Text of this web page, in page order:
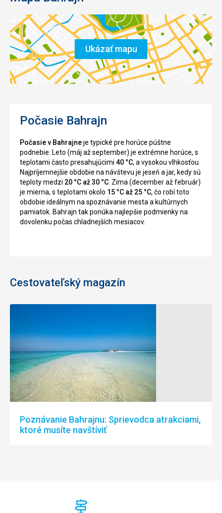
Ukázať mapu
Počasie Bahrajn
Počasie v Bahrajneje typické pre horúce púštne
podnebie. Leto (máj až september) je extrémne horúce, s
teplotami často presahujúcimi 40 °C, a vysokou vlhkosťou.
Najpríjemnejšie obdobie na návštevu je jeseň a jar, kedy sú
teploty medzi 20 °C až 30 °C. Zima (december až február)
je mierna, s teplotami okolo 15 °C až 25 °C, čo robí toto
obdobie ideálnym na spoznávanie mesta a kultúrnych
pamiatok. Bahrajn tak ponúka najlepšie podmienky na
dovolenku počas chladnejších mesiacov.
Cestovateľský magazín
Poznávanie Bahrajnu: Sprievodca atrakciami,
ktoré musíte navštíviť